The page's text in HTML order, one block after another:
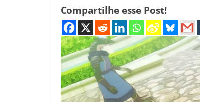
Compartilhe esse Post!